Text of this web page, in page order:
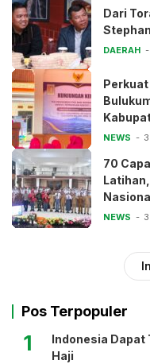
Dari
DAERAH
NEWS
70
NEWS
Pos Terpopuler
1
Indonesia Dapat
Haji